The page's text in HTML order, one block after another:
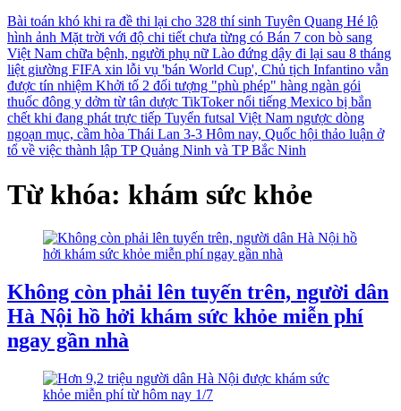
Bài toán khó khi ra đề thi lại cho 328 thí sinh Tuyên Quang Hé lộ
hình ảnh Mặt trời với độ chi tiết chưa từng có Bán 7 con bò sang
Việt Nam chữa bệnh, người phụ nữ Lào đứng dậy đi lại sau 8 tháng
liệt giường FIFA xin lỗi vụ 'bán World Cup', Chủ tịch Infantino vẫn
được tín nhiệm Khởi tố 2 đối tượng "phù phép" hàng ngàn gói
thuốc đông y dởm từ tân dược TikToker nổi tiếng Mexico bị bắn
chết khi đang phát trực tiếp Tuyển futsal Việt Nam ngược dòng
ngoạn mục, cầm hòa Thái Lan 3-3 Hôm nay, Quốc hội thảo luận ở
tổ về việc thành lập TP Quảng Ninh và TP Bắc Ninh
Từ khóa: khám sức khỏe
Không còn phải lên tuyến trên, người dân
Hà Nội hồ hởi khám sức khỏe miễn phí
ngay gần nhà